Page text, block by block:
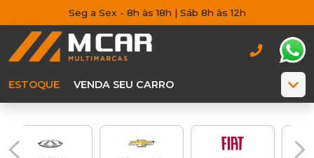
Seg a Sex - 8h às 18h | Sáb 8h às 12h
ESTOQUE VENDA SEU CARRO